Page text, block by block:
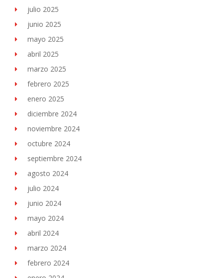
julio 2025
junio 2025
mayo 2025
abril 2025
marzo 2025
febrero 2025
enero 2025
diciembre 2024
noviembre 2024
octubre 2024
septiembre 2024
agosto 2024
julio 2024
junio 2024
mayo 2024
abril 2024
marzo 2024
febrero 2024